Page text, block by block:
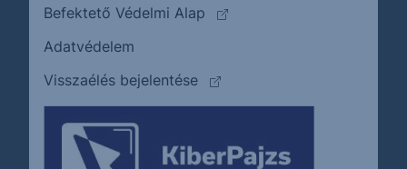
Befektető Védelmi Alap
(külső oldalra ugrik)
Adatvédelem
Visszaélés bejelentése
(külső oldalra ugrik)